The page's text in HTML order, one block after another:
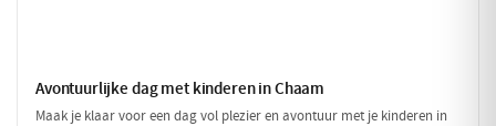
Avontuurlijke dag met kinderen in Chaam
Maak je klaar voor een dag vol plezier en avontuur met je kinderen in